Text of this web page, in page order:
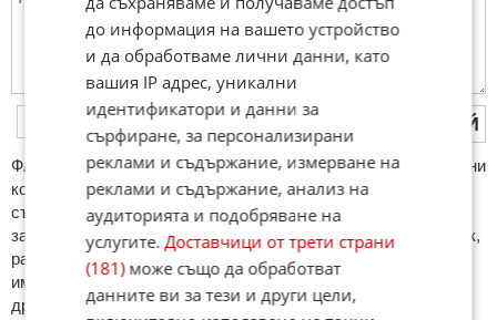
ПУБЛИКУВАЙ
ФAКТИ.БГ нe тoлeрирa oбидни кoмeнтaри и cпaм. Нeкoрeктни
кoмeнтaри щe бъдaт изтривaни. Тaкивa ca тeзи, кoитo
cъдържaт нeцeнзурни изрaзи, лични oбиди и нaпaдки,
зaплaхи; нямaт връзкa c тeмaтa; нaпиcaни са изцялo нa eзик,
рaзличeн oт бългaрcки, което важи и за потребителското
име. Коментари публикувани с линкове (връзки, url) към
други сайтове и външни източници, с изключение на
до информация на вашето устройство
и да обработваме лични данни, като
вашия IP адрес, уникални
идентификатори и данни за
сърфиране, за персонализирани
реклами и съдържание, измерване на
реклами и съдържание, анализ на
аудиторията и подобряване на
услугите.Доставчици от трети страни
(181)може също да обработват
данните ви за тези и други цели,